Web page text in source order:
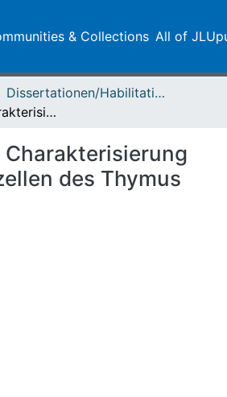
& Collections All of
Dissertationen/Habilitationen
Funktionelle Charakterisierung der Bürstenzellen des Thymus der Maus
des Thymus